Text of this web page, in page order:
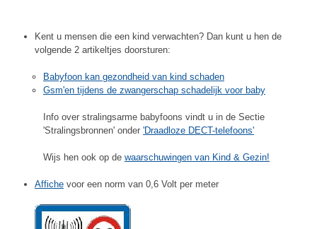
Kent u mensen die een kind verwachten? Dan kunt u hen de
volgende 2 artikeltjes doorsturen:
Babyfoon kan gezondheid van kind schaden
Gsm'en tijdens de zwangerschap schadelijk voor baby
Info over stralingsarme babyfoons vindt u in de Sectie
'Stralingsbronnen' onder 'Draadloze DECT-telefoons'
Wijs hen ook op de waarschuwingen van Kind & Gezin!
Affiche voor een norm van 0,6 Volt per meter